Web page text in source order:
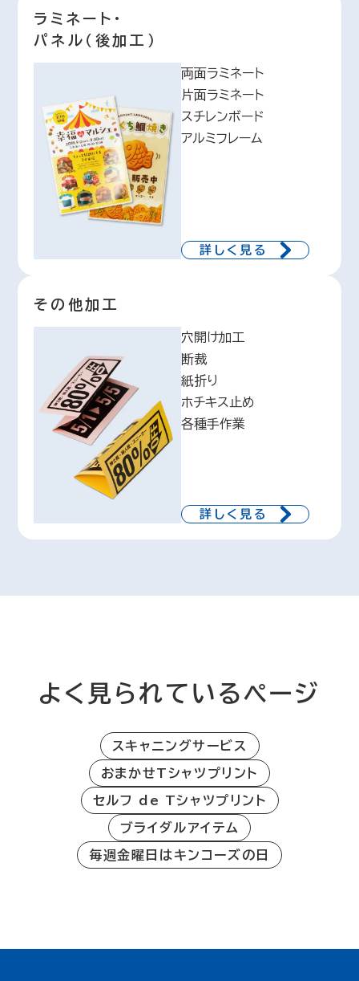
ラミネート・
パネル（後加工）
両面ラミネート
片面ラミネート
スチレンボード
アルミフレーム
詳しく見る
その他加工
穴開け加工
断裁
紙折り
ホチキス止め
各種手作業
詳しく見る
よく見られているページ
スキャニングサービス
おまかせTシャツプリント
セルフ de Tシャツプリント
ブライダルアイテム
毎週金曜日はキンコーズの日